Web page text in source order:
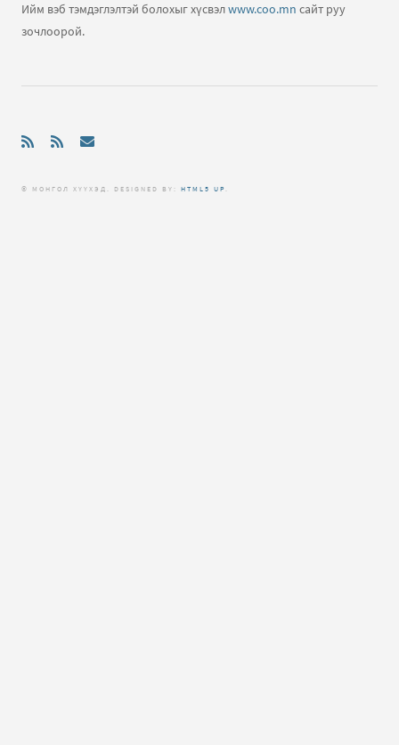
Ийм вэб тэмдэглэлтэй болохыг хүсвэлwww.coo.mn сайт руу
зочлоорой.
© МОНГОЛ ХҮҮХЭД. DЕSIGNED BY: HTML5 UP.